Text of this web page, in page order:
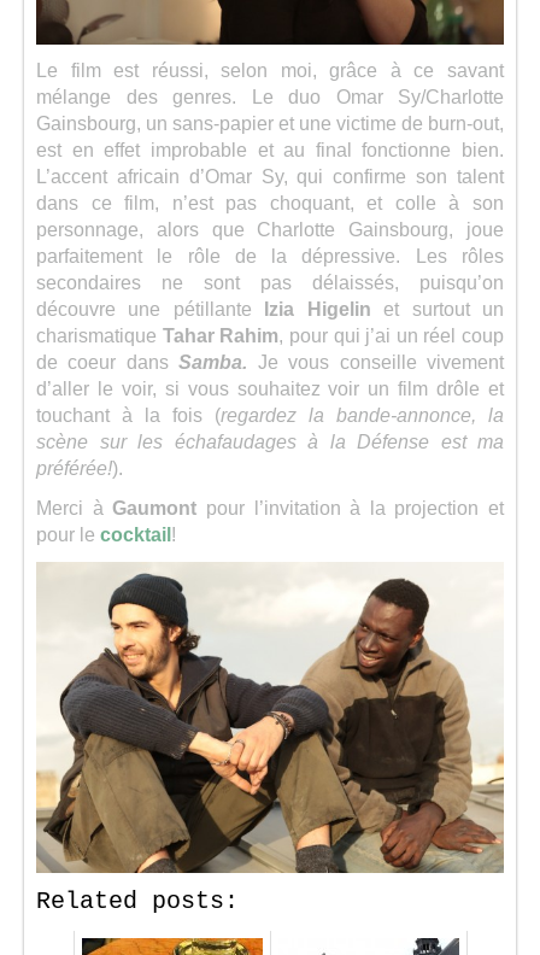
Le film est réussi, selon moi, grâce à ce savant
mélange des genres. Le duo Omar Sy/Charlotte
Gainsbourg, un sans-papier et une victime de burn-out,
est en effet improbable et au final fonctionne bien.
L’accent africain d’Omar Sy, qui confirme son talent
dans ce film, n’est pas choquant, et colle à son
personnage, alors que Charlotte Gainsbourg, joue
parfaitement le rôle de la dépressive. Les rôles
secondaires ne sont pas délaissés, puisqu’on
découvre une pétillante
Izia Higelin et surtout un
charismatique Tahar Rahim, pour qui j’ai un réel coup
de coeur dansSamba. Je vous conseille vivement
d’aller le voir, si vous souhaitez voir un film drôle et
touchant à la fois (regardez la bande-annonce, la
scène sur les échafaudages à la Défense est ma
préférée!).
Merci àGaumont pour l’invitation à la projection et
pour le cocktail !
Related posts: